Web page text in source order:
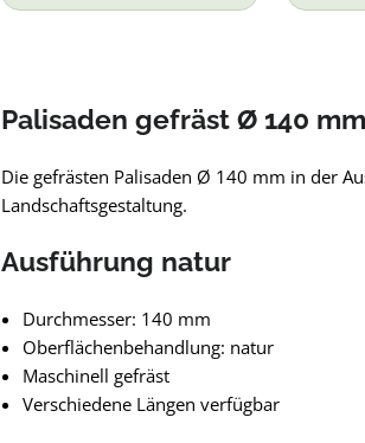
Palisaden gefräst Ø 140
Die gefrästen Palisaden Ø 140 mm in der
Landschaftsgestaltung.
Ausführung natur
Durchmesser: 140 mm
Oberflächenbehandlung: natur
Maschinell gefräst
Verschiedene Längen verfügbar